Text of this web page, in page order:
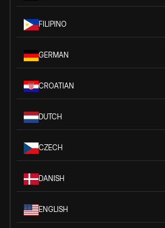
FILIPINO
GERMAN
CROATIAN
DUTCH
CZECH
DANISH
ENGLISH